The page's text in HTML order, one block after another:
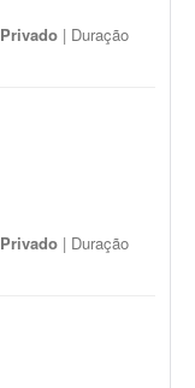
Privado | Duração
Privado | Duração